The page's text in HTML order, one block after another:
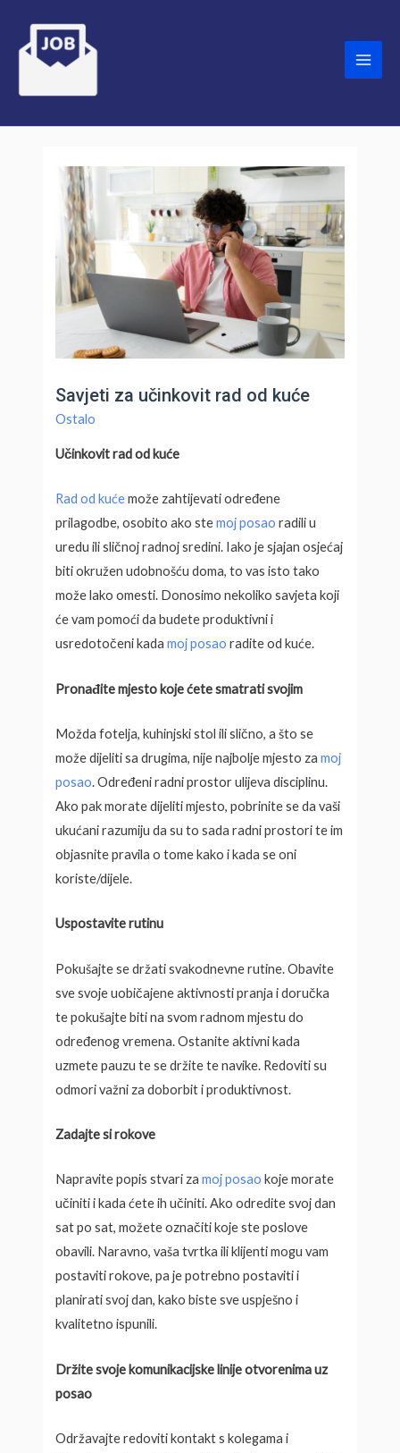
content
Main
Savjeti za učinkovit rad od kuće
Ostalo
Učinkovit rad od kuće
Rad od kućemože zahtijevati određene
prilagodbe, osobito ako stemoj posao radili u
uredu ili sličnoj radnoj sredini. Iako je sjajan osjećaj
biti okružen udobnošću doma, to vas isto tako
može lako omesti. Donosimo nekoliko savjeta koji
će vam pomoći da budete produktivni i
usredotočeni kadamoj posao radite od kuće.
Pronađite mjesto koje ćete smatrati svojim
Možda fotelja, kuhinjski stol ili slično, a što se
može dijeliti sa drugima, nije najbolje mjesto zamoj
posao. Određeni radni prostor ulijeva disciplinu.
Ako pak morate dijeliti mjesto, pobrinite se da vaši
ukućani razumiju da su to sada radni prostori te im
objasnite pravila o tome kako i kada se oni
koriste/dijele.
Uspostavite rutinu
Pokušajte se držati svakodnevne rutine. Obavite
sve svoje uobičajene aktivnosti pranja i doručka
te pokušajte biti na svom radnom mjestu do
određenog vremena. Ostanite aktivni kada
uzmete pauzu te se držite te navike. Redoviti su
odmori važni za doborbit i produktivnost.
Zadajte si rokove
Napravite popis stvari zamoj posao koje morate
učiniti i kada ćete ih učiniti. Ako odredite svoj dan
sat po sat, možete označiti koje ste poslove
obavili. Naravno, vaša tvrtka ili klijenti mogu vam
postaviti rokove, pa je potrebno postaviti i
planirati svoj dan, kako biste sve uspješno i
kvalitetno ispunili.
Držite svoje komunikacijske linije otvorenima uz
posao
Održavajte redoviti kontakt s kolegama i